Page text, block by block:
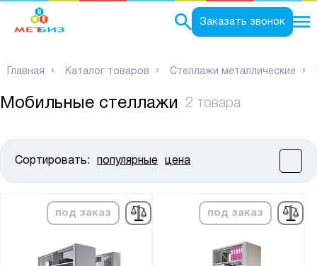
Заказать звонок
Главная Каталог товаров Стеллажи металлические
Мобильные стеллажи 2 товара
Сортировать: популярные цена
под заказ под заказ